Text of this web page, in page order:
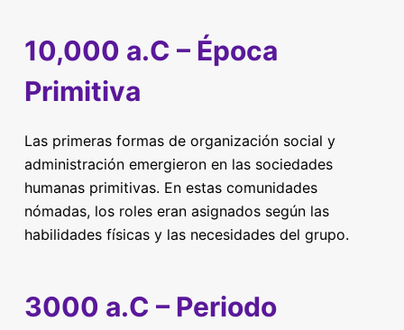
10,000 a.C – Época
Primitiva
Las primeras formas de organización social y
administración emergieron en las sociedades
humanas primitivas. En estas comunidades
nómadas, los roles eran asignados según las
habilidades físicas y las necesidades del grupo.
3000 a.C – Periodo